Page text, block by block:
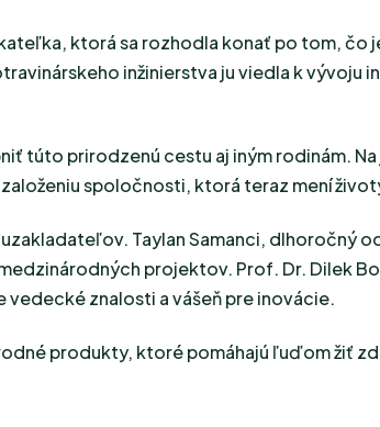
ktorá sa rozhodla konať po tom,
inžinierstva ju viedla k
túto prirodzenú cestu aj iným rodinám.
spoločnosti, ktorá teraz mení
Taylan Samanci, dlhoročný
projektov. Prof. Dr. Dilek
znalosti a vášeň pre inovácie.
produkty, ktoré pomáhajú ľuďom žiť